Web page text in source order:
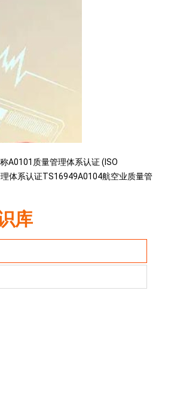
A0101质量管理体系认证 (ISO
体系认证TS16949A0104航空业质量管
库